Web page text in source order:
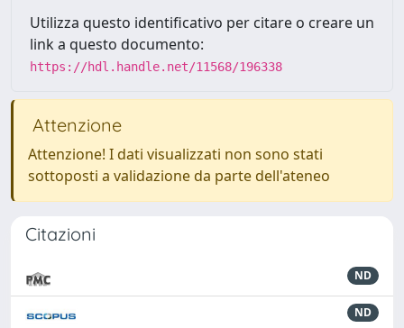
Utilizza questo identificativo per citare o creare un
link a questo documento:
https://hdl.handle.net/11568/196338
Attenzione
Attenzione! I dati visualizzati non sono stati
sottoposti a validazione da parte dell'ateneo
Citazioni
ND
ND